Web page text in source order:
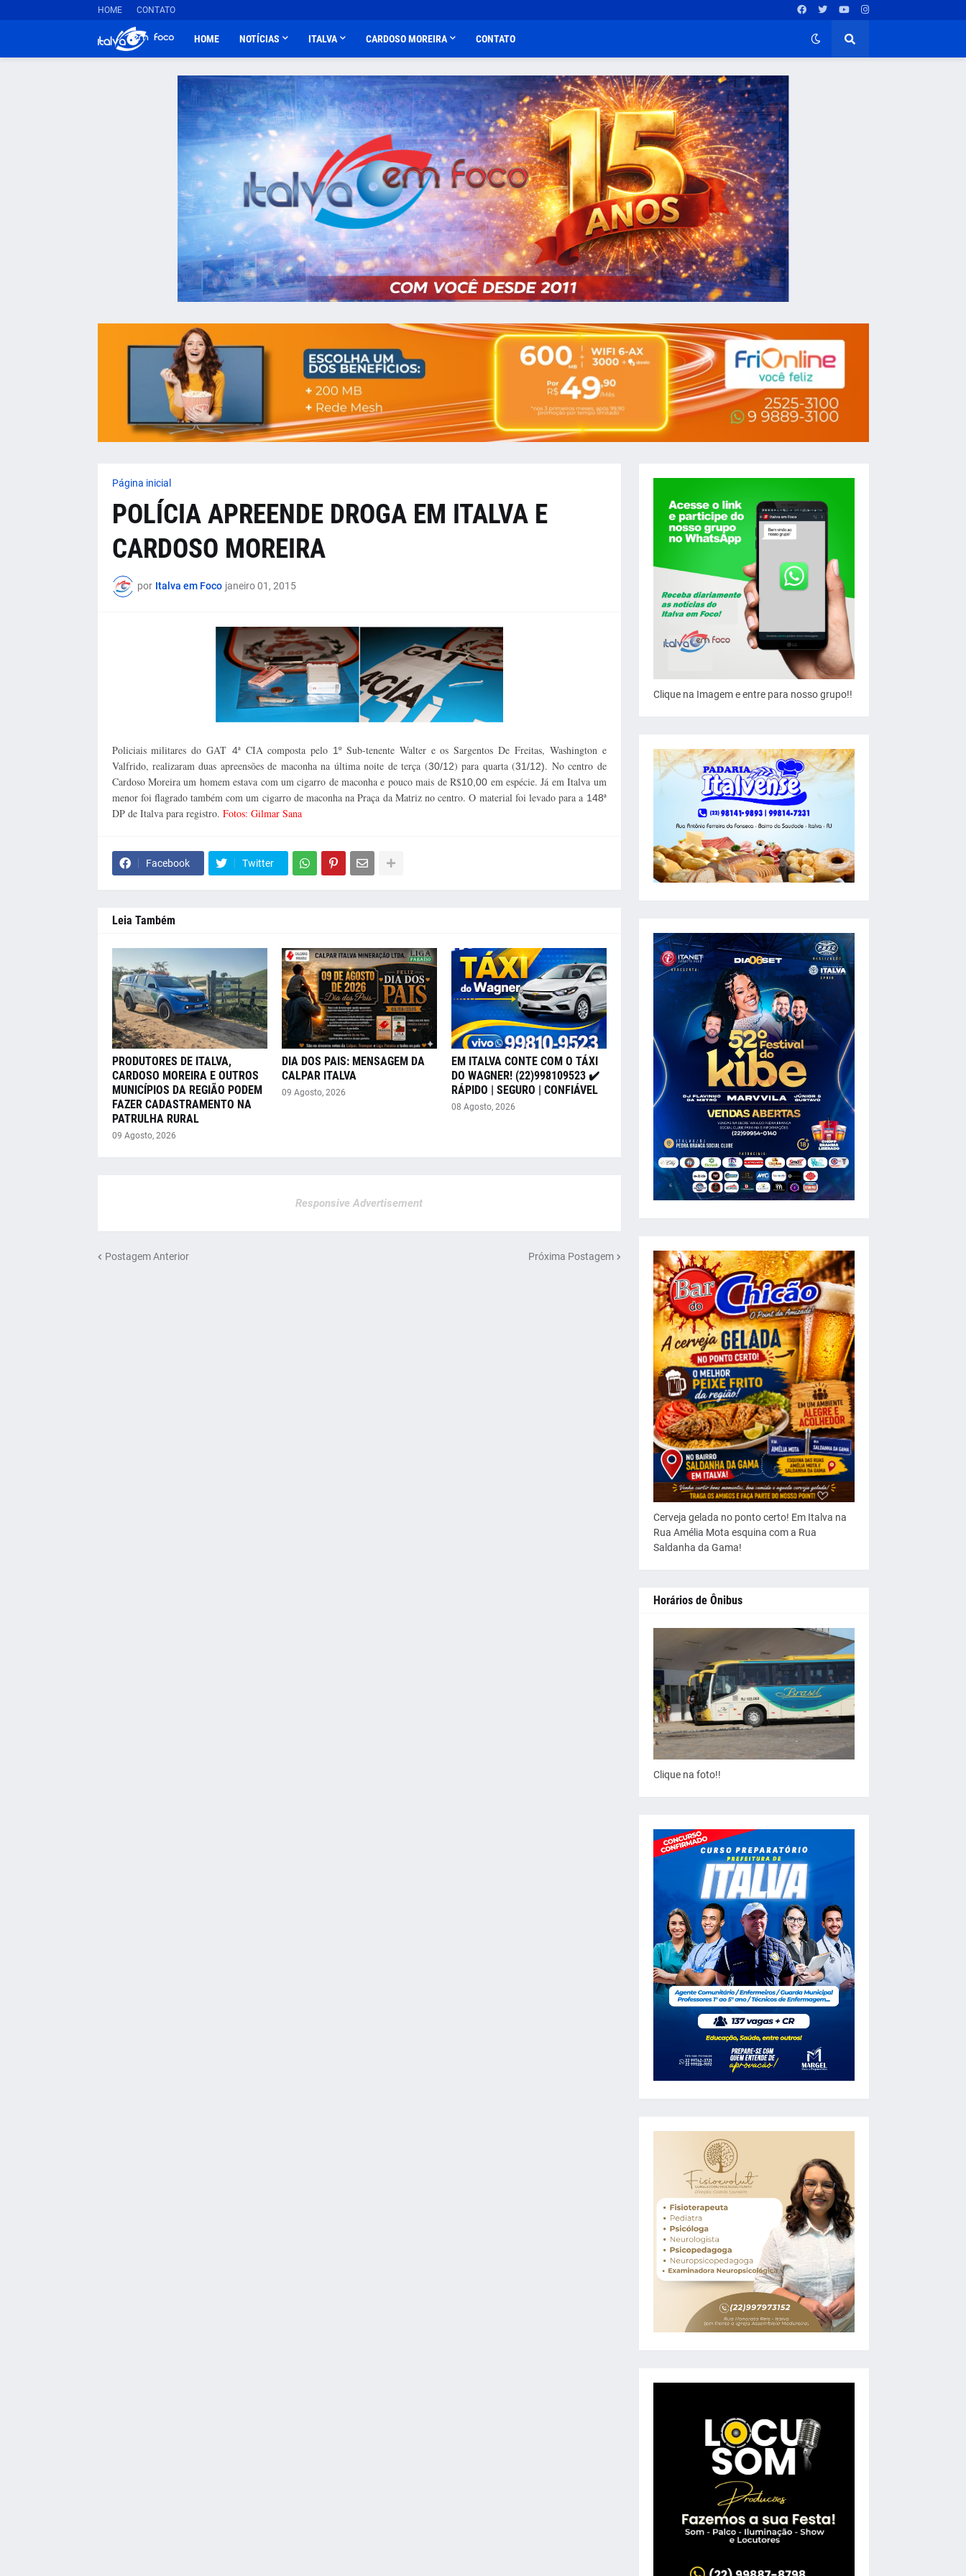
HOME CONTATO
HOME NOTÍCIAS ITALVA CARDOSO MOREIRA CONTATO
Página inicial
POLÍCIA APREENDE DROGA EM ITALVA E
CARDOSO MOREIRA
por Italva em Foco janeiro 01, 2015
Policiais militares do GAT 4ª CIA composta pelo 1º Sub-tenente Walter e os Sargentos De Freitas, Washington e
Valfrido, realizaram duas apreensões de maconha na última noite de terça (30/12) para quarta (31/12). No centro de
Cardoso Moreira um homem estava com um cigarro de maconha e pouco mais de R$10,00 em espécie. Já em Italva um
menor foi flagrado também com um cigarro de maconha na Praça da Matriz no centro. O material foi levado para a 148ª
DP de Italva para registro. Fotos: Gilmar Sana
Facebook Twitter
Leia Também
PRODUTORES DE ITALVA,
CARDOSO MOREIRA E OUTROS
MUNICÍPIOS DA REGIÃO PODEM
FAZER CADASTRAMENTO NA
PATRULHA RURAL
09 Agosto, 2026
DIA DOS PAIS: MENSAGEM DA
CALPAR ITALVA
09 Agosto, 2026
EM ITALVA CONTE COM O TÁXI
DO WAGNER! (22)998109523 ✔️
RÁPIDO | SEGURO | CONFIÁVEL
08 Agosto, 2026
Responsive Advertisement
Postagem Anterior Próxima Postagem
Clique na Imagem e entre para nosso grupo!!
Cerveja gelada no ponto certo! Em Italva na
Rua Amélia Mota esquina com a Rua
Saldanha da Gama!
Horários de Ônibus
Clique na foto!!